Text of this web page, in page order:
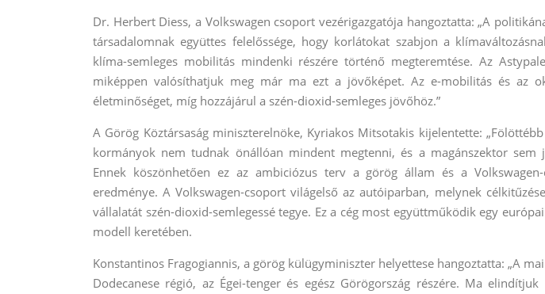
Dr. Herbert Diess, a Volkswagen csoport vezérigazgatója hangoztatta: „A
társadalomnak együttes felelőssége, hogy korlátokat szabjon a
klíma-semleges mobilitás mindenki részére történő megteremtése. Az
miképpen valósíthatjuk meg már ma ezt a jövőképet. Az e-mobilitás és az
életminőséget, míg hozzájárul a szén-dioxid-semleges jövőhöz.”
A Görög Köztársaság miniszterelnöke, Kyriakos Mitsotakis kijelentette:
kormányok nem tudnak önállóan mindent megtenni, és a magánszektor sem
Ennek köszönhetően ez az ambiciózus terv a görög állam és a
eredménye. A Volkswagen-csoport világelső az autóiparban, melynek
vállalatát szén-dioxid-semlegessé tegye. Ez a cég most együttműködik egy
modell keretében.
Konstantinos Fragogiannis, a görög külügyminiszter helyettese hangoztatta: „A
Dodecanese régió, az Égei-tenger és egész Görögország részére. Ma